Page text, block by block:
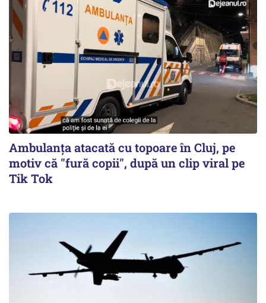
Ambulanța atacată cu topoare în Cluj, pe
motiv că "fură copii", după un clip viral pe
Tik Tok